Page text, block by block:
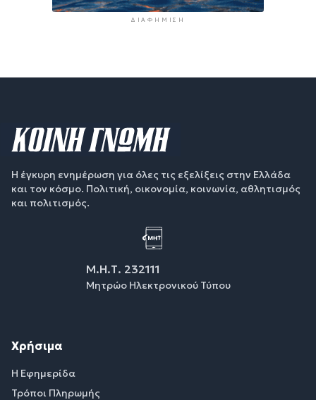
ΔΙΑΦΉΜΙΣΗ
Η έγκυρη ενημέρωση για όλες τις εξελίξεις στην Ελλάδα
και τον κόσμο. Πολιτική, οικονομία, κοινωνία, αθλητισμός
και πολιτισμός.
Μ.Η.Τ. 232111
Μητρώο Ηλεκτρονικού Τύπου
Χρήσιμα
Η Εφημερίδα
Τρόποι Πληρωμής